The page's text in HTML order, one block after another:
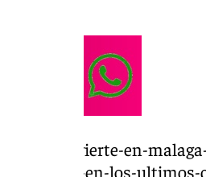
junta-invierte-en-
sanitarias-en-los-